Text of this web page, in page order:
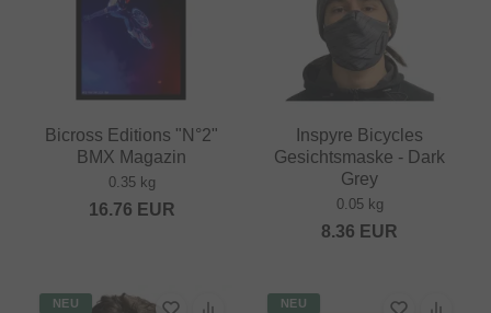
Bicross Editions "N°2"
BMX Magazin
0.35 kg
16.76 EUR
Inspyre Bicycles
Gesichtsmaske - Dark
Grey
0.05 kg
8.36 EUR
NEU NEU